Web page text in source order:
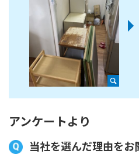
アンケートより
当社を選んだ理由をお